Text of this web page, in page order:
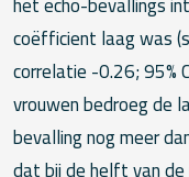
coëfficient laag was
correlatie -0.26; 95%
vrouwen bedroeg de
bevalling nog meer